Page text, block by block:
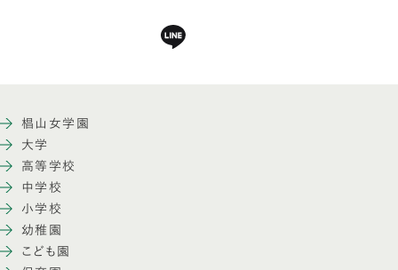
椙山女学園
大学
高等学校
中学校
小学校
幼稚園
こども園